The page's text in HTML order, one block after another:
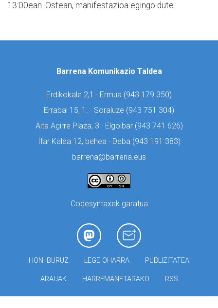
13:00ean. Ostean, manifestazioa egingo dute.
Barrena Komunikazio Taldea
Erdikokale 2,1 · Ermua (943 179 350)
Errabal 15, 1. · Soraluze (943 751 304)
Aita Agirre Plaza, 3 · Elgoibar (943 741 626)
Ifar Kalea 12, behea · Deba (943 191 383)
barrena@barrena.eus
Codesyntaxek garatua
HONI BURUZ LEGE OHARRA PUBLIZITATEA
ARAUAK HARREMANETARAKO RSS